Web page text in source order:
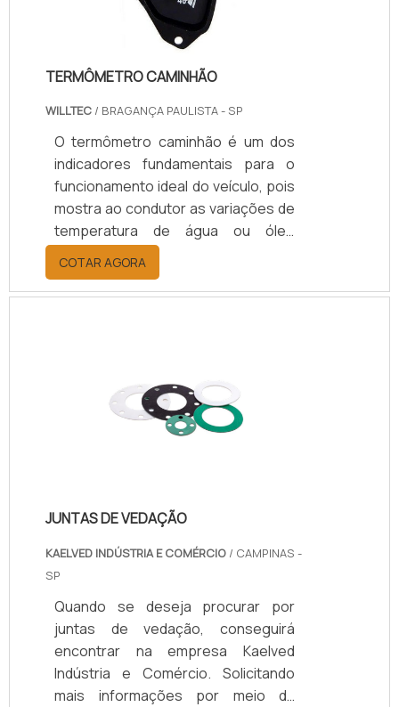
borrachaOs motores de
equipamentos que trabalham em
pátios fabris e outros segmentos.
TERMÔMETRO CAMINHÃO
WILLTEC / BRAGANÇA PAULISTA - SP
O termômetro caminhão é um dos
indicadores fundamentais para o
funcionamento ideal do veículo, pois
mostra ao condutor as variações de
temperatura de água ou óleo
durante o funcionamento do motor.
O equipamento realiza o
acompanhamento ideal das funções
possuem grande porte, e por isso
necessitam de forma frequente de
cuidados adequados, para que
COTAR AGORA
JUNTAS DE VEDAÇÃO
KAELVED INDÚSTRIA E COMÉRCIO / CAMPINAS -
SP
Quando se deseja procurar por
juntas de vedação, conseguirá
encontrar na empresa Kaelved
Indústria e Comércio. Solicitando
mais informações por meio da